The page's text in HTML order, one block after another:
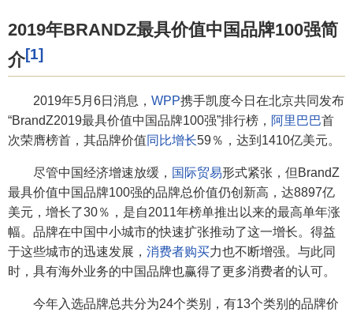
2019年BRANDZ最具价值中国品牌100强简
介[1]
2019年5月6日消息， WPP携手凯度今日在北京共同发布
“BrandZ2019最具价值中国品牌100强”排行榜， 阿里巴巴首
次荣膺榜首，其品牌价值同比增长59％，达到1410亿美元。
尽管中国经济增速放缓， 国际贸易形式紧张，但BrandZ
最具价值中国品牌100强的品牌总价值仍创新高，达8897亿
美元，增长了30％，是自2011年榜单推出以来的最高单年涨
幅。品牌在中国中小城市的快速扩张推动了这一增长。得益
于这些城市的迅速发展， 消费者购买力也不断增强。与此同
时，具有海外业务的中国品牌也赢得了更多消费者的认可。
今年入选品牌总共分为24个类别，有13个类别的品牌价